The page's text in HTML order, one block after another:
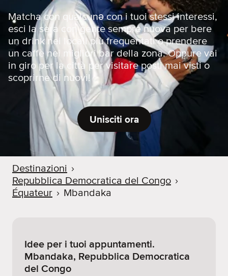
Matcha con qualcunə con i tuoi stessi interessi,
esci la sera con gente sempre nuova per bere
un drink nei locali più frequentati o prendere
un caffè nei migliori bar della zona. Oppure vai
in giro per la città per visitare posti mai visti o
scoprirne di nuovi!
Unisciti ora
Destinazioni ›
Repubblica Democratica del Congo ›
Équateur › Mbandaka
Idee per i tuoi appuntamenti.
Mbandaka, Repubblica Democratica
del Congo